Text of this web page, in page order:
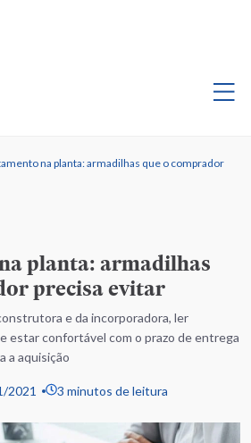
na planta: armadilhas que o comprador
planta: armadilhas
precisa evitar
e da incorporadora, ler
estar confortável com o prazo de entrega
a aquisição
2021 3 minutos de leitura